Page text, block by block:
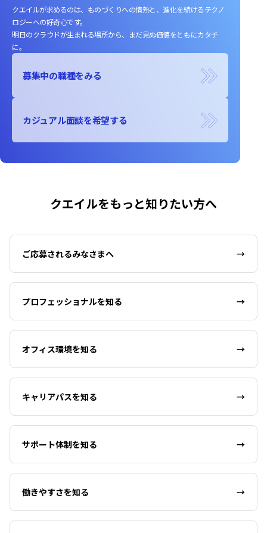
クエイルが求めるのは、ものづくりへの情熱と、進化を続けるテクノ
ロジーへの好奇心です。
明日のクラウドが生まれる場所から、まだ見ぬ価値をともにカタチ
に。
募集中の職種をみる
カジュアル面談を希望する
クエイルをもっと知りたい方へ
ご応募されるみなさまへ →
プロフェッショナルを知る →
オフィス環境を知る →
キャリアパスを知る →
サポート体制を知る →
働きやすさを知る →